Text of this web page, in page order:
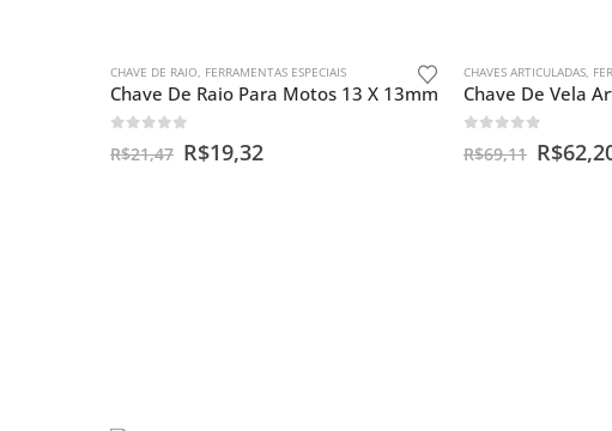
CHAVE DE RAIO, FERRAMENTAS ESPECIAIS
Chave De Raio Para Motos 13 X 13mm
R$21,47 R$19,32
CHAVES ARTICULADAS,
R$69,11 R$